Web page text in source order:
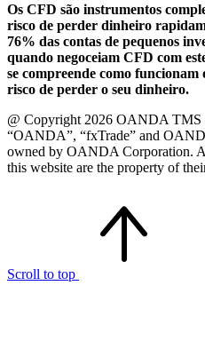
Os CFD são instrumentos
risco de perder dinheiro
76% das contas de pequenos
quando negoceiam CFD com
se compreende como
risco de perder o seu dinheiro.
@ Copyright 2026 OANDA TMS
“OANDA”, “fxTrade” and
owned by OANDA Corporation.
this website are the property of
Scroll to top